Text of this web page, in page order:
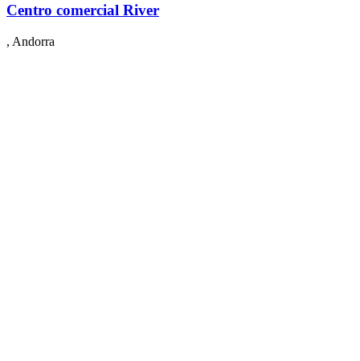
Centro comercial River
, Andorra